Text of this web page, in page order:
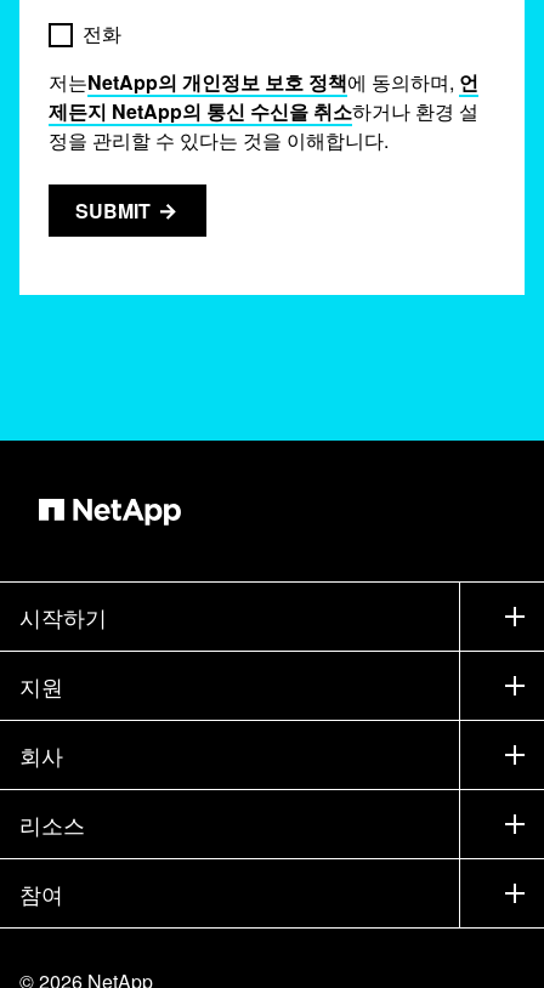
전화
저는NetApp의 개인정보 보호 정책에 동의하며, 언
제든지 NetApp의 통신 수신을 취소하거나 환경 설
정을 관리할 수 있다는 것을 이해합니다.
SUBMIT
시작하기
구입 방법
세일즈 팀 연락처
파트너 찾기
경영진 브리핑
제품 소개
지원
지원
교육
설명서
커뮤니티
알아보기
회사
회사
파트너
채용
리소스
뉴스룸
이벤트
블로그
참여
©2026 NetApp